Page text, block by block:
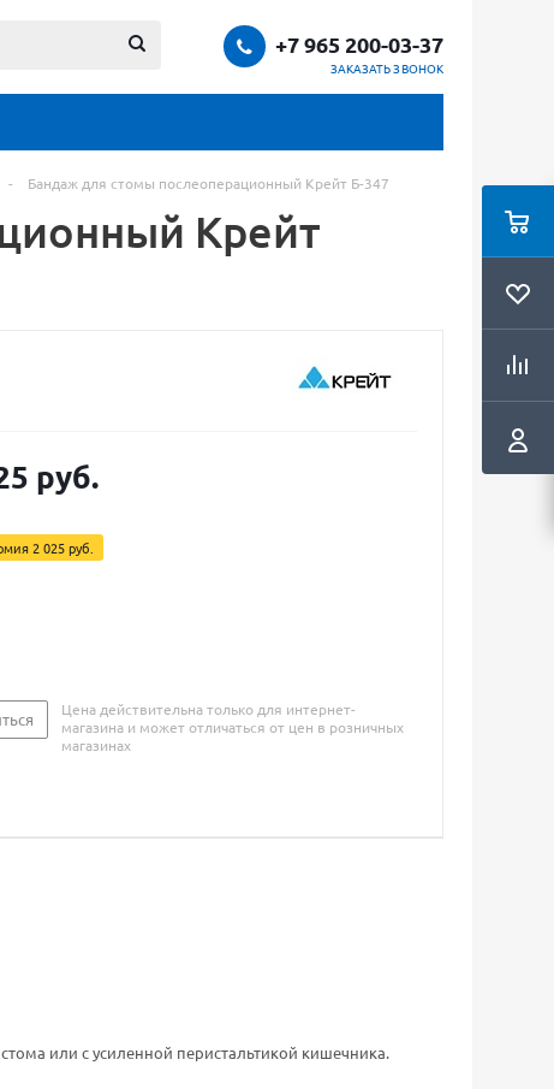
+7 965 200-03-37
ЗАКАЗАТЬ ЗВОНОК
- Бандаж для стомы послеоперационный Крейт Б-347
Крейт
руб.
2 025 руб.
Цена действительна только для интернет-
магазина и может отличаться от цен в розничных
магазинах
или с усиленной перистальтикой кишечника.